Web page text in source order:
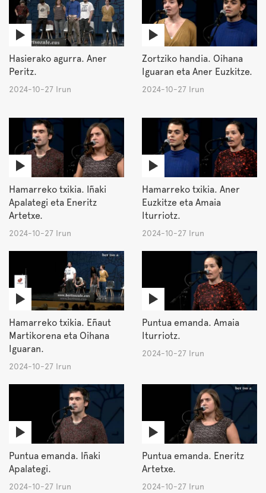
Hasierako agurra. Aner
Peritz.
2024-10-27 Irun
Zortziko handia. Oihana
Iguaran eta Aner Euzkitze.
2024-10-27 Irun
Hamarreko txikia. Iñaki
Apalategi eta Eneritz
Artetxe.
2024-10-27 Irun
Hamarreko txikia. Aner
Euzkitze eta Amaia
Iturriotz.
2024-10-27 Irun
Hamarreko txikia. Eñaut
Martikorena eta Oihana
Iguaran.
2024-10-27 Irun
Puntua emanda. Amaia
Iturriotz.
2024-10-27 Irun
Puntua emanda. Iñaki
Apalategi.
2024-10-27 Irun
Puntua emanda. Eneritz
Artetxe.
2024-10-27 Irun